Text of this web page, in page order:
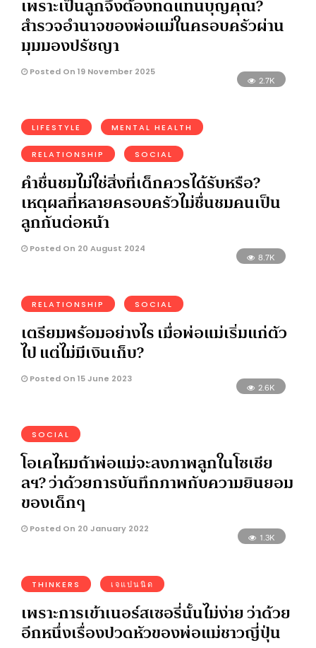
เพราะเป็นลูกจึงต้องทดแทนบุญคุณ?
สำรวจอำนาจของพ่อแม่ในครอบครัวผ่าน
มุมมองปรัชญา
Posted On 19 November 2025
2.7K
LIFESTYLE MENTAL HEALTH
RELATIONSHIP SOCIAL
คำชื่นชมไม่ใช่สิ่งที่เด็กควรได้รับหรือ?
เหตุผลที่หลายครอบครัวไม่ชื่นชมคนเป็น
ลูกกันต่อหน้า
Posted On 20 August 2024
8.7K
RELATIONSHIP SOCIAL
เตรียมพร้อมอย่างไร เมื่อพ่อแม่เริ่มแก่ตัว
ไป แต่ไม่มีเงินเก็บ?
Posted On 15 June 2023
2.6K
SOCIAL
โอเคไหมถ้าพ่อแม่จะลงภาพลูกในโซเชีย
ลฯ? ว่าด้วยการบันทึกภาพกับความยินยอม
ของเด็กๆ
Posted On 20 January 2022
1.3K
THINKERS เจแปนนิด
เพราะการเข้าเนอร์สเซอรี่นั้นไม่ง่าย ว่าด้วย
อีกหนึ่งเรื่องปวดหัวของพ่อแม่ชาวญี่ปุ่น